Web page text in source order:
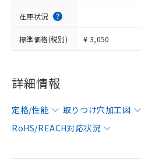
在庫状況
標準価格(税別) ¥ 3,050
詳細情報
定格/性能 取りつけ穴加工図
RoHS/REACH対応状況